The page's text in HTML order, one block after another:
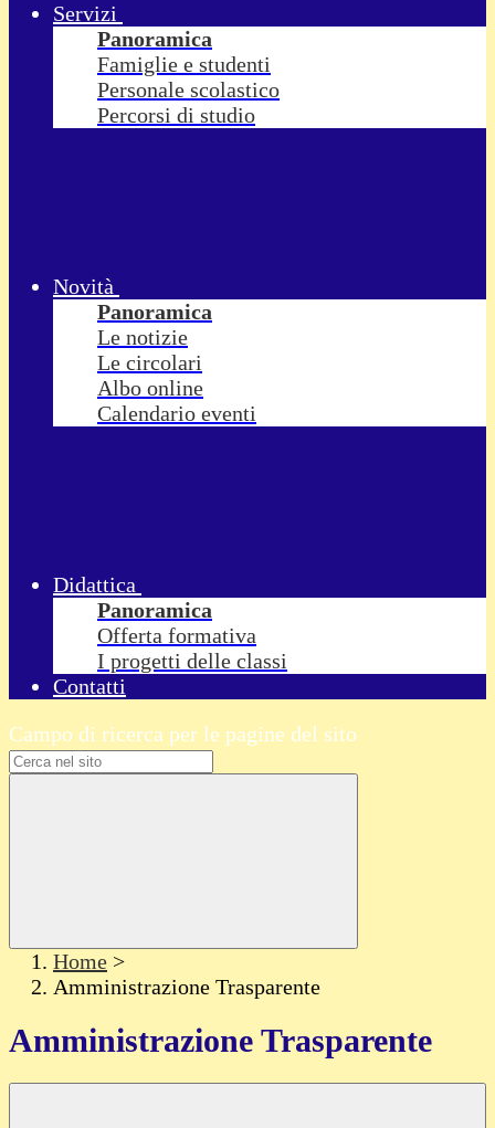
Servizi
Panoramica
Famiglie e studenti
Personale scolastico
Percorsi di studio
Novità
Panoramica
Le notizie
Le circolari
Albo online
Calendario eventi
Didattica
Panoramica
Offerta formativa
I progetti delle classi
Contatti
Campo di ricerca per le pagine del sito
Home >
Amministrazione Trasparente
Amministrazione Trasparente